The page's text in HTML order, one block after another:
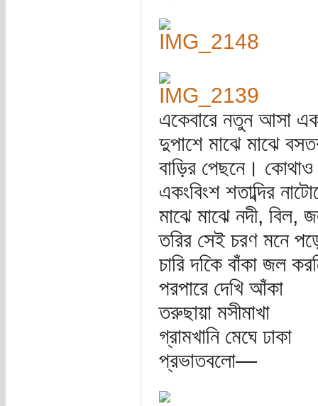
একেবারে নতুন আসা এক
দুপাশে মাঝে মাঝে
বাড়ির পেছনে।
একংবিংশ শতাব্দির
মাঝে মাঝে নদী, বিল,
তরির সেই চরণ মনে
চারি দকিে বাঁকা জল
পরপারে দেখি আঁকা
তরুছায়া মসীমাখা
গ্রামখানি মেঘে ঢাকা
প্রভাতবলো—